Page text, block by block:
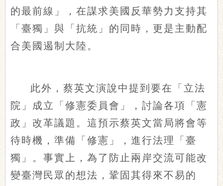
的最前線」，在謀求美國反華勢力支持其
「臺獨」與「抗統」的同時，更是主動配
合美國遏制大陸。
此外，蔡英文演說中提到要在「立法
院」成立「修憲委員會」，討論各項「憲
政」改革議題。這預示蔡英文當局將會等
待時機，準備「修憲」，進行法理「臺
獨」。事實上，為了防止兩岸交流可能改
變臺灣民眾的想法，鞏固其得來不易的